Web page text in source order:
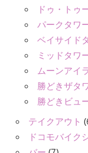
ドゥ・トゥ
パークタワ
ベイサイド
ミッドタワ
ムーンアイ
勝どきザタ
勝どきビュ
テイクアウト
ドコモバイク